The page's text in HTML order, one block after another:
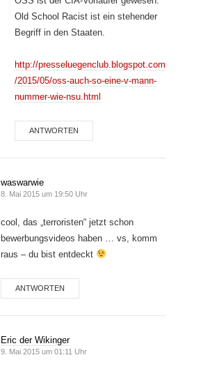
Old School Racist ist ein stehender
Begriff in den Staaten.
http://presseluegenclub.blogspot.com
/2015/05/oss-auch-so-eine-v-mann-
nummer-wie-nsu.html
ANTWORTEN
waswarwie
8. Mai 2015 um 19:50 Uhr
cool, das „terroristen“ jetzt schon
bewerbungsvideos haben … vs, komm
raus – du bist entdeckt
ANTWORTEN
Eric der Wikinger
9. Mai 2015 um 01:11 Uhr